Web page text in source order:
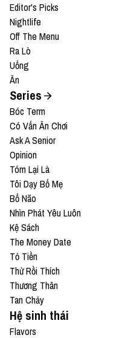
Editor's Picks
Nightlife
Off The Menu
Ra Lò
Uống
Ăn
Series
Bóc Term
Có Vấn Ăn Chơi
Ask A Senior
Opinion
Tóm Lại Là
Tôi Dạy Bố Mẹ
Bổ Não
Nhìn Phát Yêu Luôn
Kệ Sách
The Money Date
Tỏ Tiền
Thử Rồi Thích
Thương Thân
Tan Chảy
Hệ sinh thái
Flavors